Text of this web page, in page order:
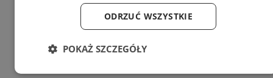
Pozostałe firmy w kategorii
ODRZUĆ WSZYSTKIE
POKAŻ SZCZEGÓŁY
Niezbędne Wydajność Targetowanie